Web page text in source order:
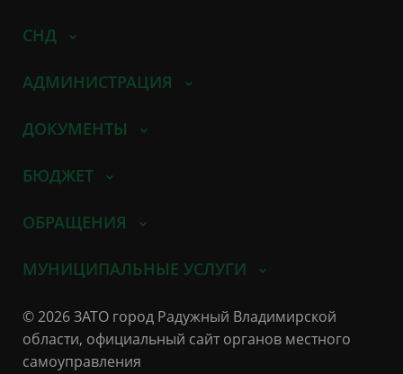
СНД
АДМИНИСТРАЦИЯ
ДОКУМЕНТЫ
БЮДЖЕТ
ОБРАЩЕНИЯ
МУНИЦИПАЛЬНЫЕ УСЛУГИ
© 2026 ЗАТО город Радужный Владимирской
области, официальный сайт органов местного
самоуправления